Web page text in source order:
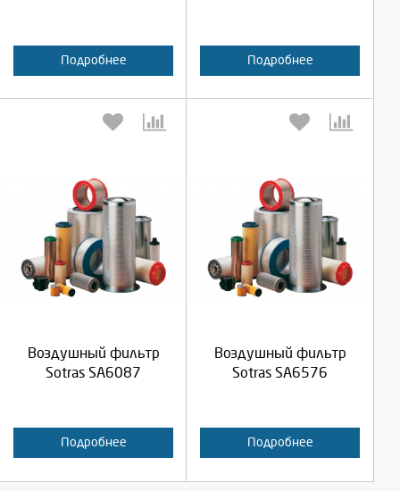
Подробнее Подробнее
Воздушный фильтр
Sotras SA6087
Подробнее
Выберите количество:
Отмена
Воздушный фильтр
Sotras SA6576
Подробнее
Выберите количество:
Отмена